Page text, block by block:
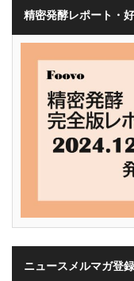
精密発酵レポート・
ニュースメルマガ登